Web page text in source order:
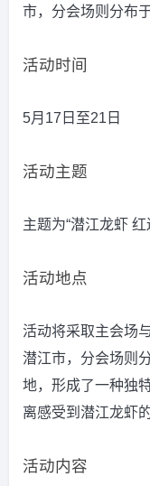
市，分会场则分布
活动时间
5月17日至21日
活动主题
主题为“潜江龙虾 红
活动地点
活动将采取主会场
潜江市，分会场则
地，形成了一种独
离感受到潜江龙虾
活动内容